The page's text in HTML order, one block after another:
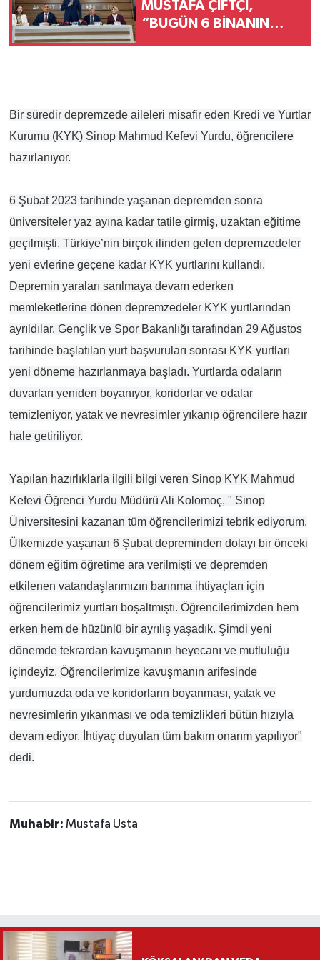
MUSTAFA ÇİFTÇİ,
“BUGÜN 6 BİNANIN
Bir süredir depremzede aileleri misafir eden Kredi ve Yurtlar
Kurumu (KYK) Sinop Mahmud Kefevi Yurdu, öğrencilere
hazırlanıyor.
6 Şubat 2023 tarihinde yaşanan depremden sonra
üniversiteler yaz ayına kadar tatile girmiş, uzaktan eğitime
geçilmişti. Türkiye’nin birçok ilinden gelen depremzedeler
yeni evlerine geçene kadar KYK yurtlarını kullandı.
Depremin yaraları sarılmaya devam ederken
memleketlerine dönen depremzedeler KYK yurtlarından
ayrıldılar. Gençlik ve Spor Bakanlığı tarafından 29 Ağustos
tarihinde başlatılan yurt başvuruları sonrası KYK yurtları
yeni döneme hazırlanmaya başladı. Yurtlarda odaların
duvarları yeniden boyanıyor, koridorlar ve odalar
temizleniyor, yatak ve nevresimler yıkanıp öğrencilere hazır
hale getiriliyor.
Yapılan hazırlıklarla ilgili bilgi veren Sinop KYK Mahmud
Kefevi Öğrenci Yurdu Müdürü Ali Kolomoç, " Sinop
Üniversitesini kazanan tüm öğrencilerimizi tebrik ediyorum.
Ülkemizde yaşanan 6 Şubat depreminden dolayı bir önceki
dönem eğitim öğretime ara verilmişti ve depremden
etkilenen vatandaşlarımızın barınma ihtiyaçları için
öğrencilerimiz yurtları boşaltmıştı. Öğrencilerimizden hem
erken hem de hüzünlü bir ayrılış yaşadık. Şimdi yeni
dönemde tekrardan kavuşmanın heyecanı ve mutluluğu
içindeyiz. Öğrencilerimize kavuşmanın arifesinde
yurdumuzda oda ve koridorların boyanması, yatak ve
nevresimlerin yıkanması ve oda temizlikleri bütün hızıyla
devam ediyor. İhtiyaç duyulan tüm bakım onarım yapılıyor"
dedi.
Muhabir: Mustafa Usta